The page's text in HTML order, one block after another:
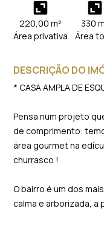
220,00 m²
Área privativa
330
Área
DESCRIÇÃO DO
* CASA AMPLA DE
Pensa num projeto
de comprimento:
área gourmet na
churrasco !
O bairro é um dos
calma e arborizada,